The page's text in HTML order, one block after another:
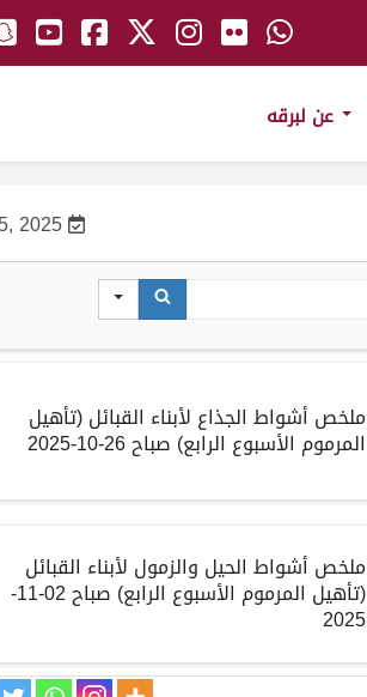
2025
ملخص أشواط الجذاع لأبناء القبائل(تأهيل
المرموم الأسبوع الرابع) صباح26-10-2025
ملخص أشواط الحيل والزمول لأبناء القبائل
(تأهيل المرموم الأسبوع الرابع) صباح 02-11-
2025